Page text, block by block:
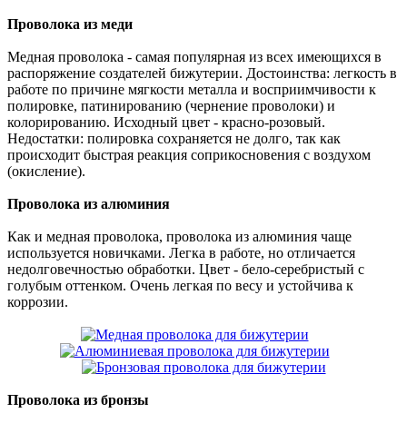
Проволока из меди
Медная проволока - самая популярная из всех имеющихся в
распоряжение создателей бижутерии. Достоинства: легкость в
работе по причине мягкости металла и восприимчивости к
полировке, патинированию (чернение проволоки) и
колорированию. Исходный цвет - красно-розовый.
Недостатки: полировка сохраняется не долго, так как
происходит быстрая реакция соприкосновения с воздухом
(окисление).
Проволока из алюминия
Как и медная проволока, проволока из алюминия чаще
используется новичками. Легка в работе, но отличается
недолговечностью обработки. Цвет - бело-серебристый с
голубым оттенком. Очень легкая по весу и устойчива к
коррозии.
Проволока из бронзы